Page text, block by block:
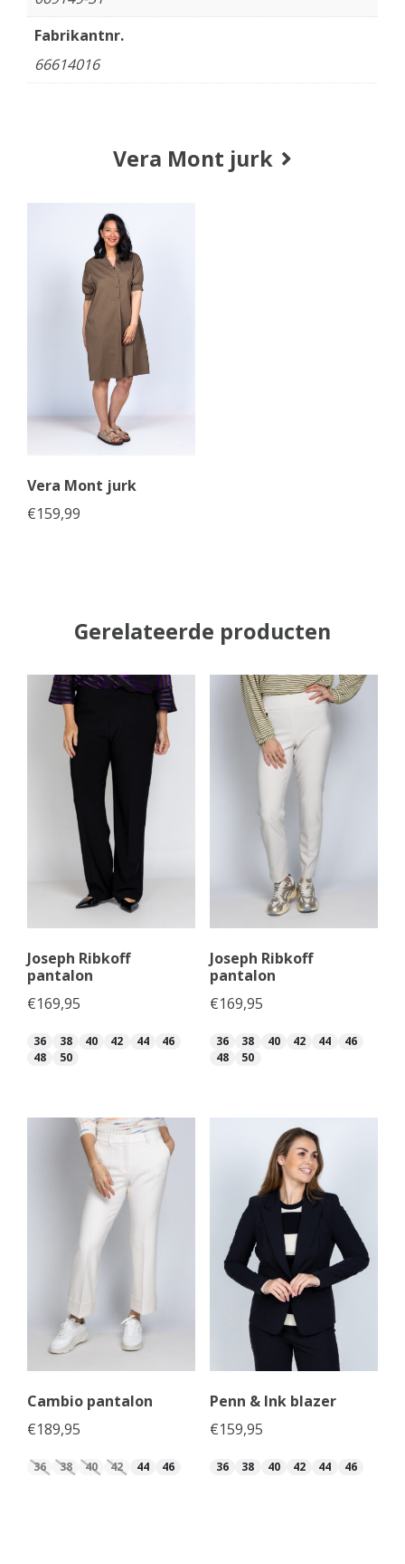
Fabrikantnr.
66614016
Vera Mont jurk
Vera Mont jurk
€159,99
Gerelateerde producten
Joseph Ribkoff
pantalon
€169,95
36 38 40 42 44
46
48
50
Joseph Ribkoff
pantalon
€169,95
36 38 40 42 44
46
48
50
Cambio pantalon
€189,95
36 38 40 42 44 46
Penn & Ink blazer
€159,95
36 38 40 42 44 46